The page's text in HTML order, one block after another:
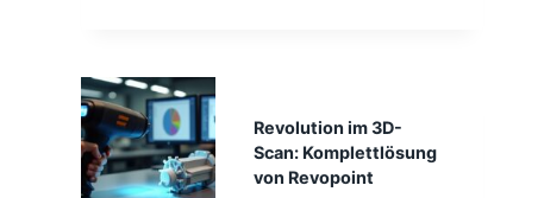
Revolution im 3D-
Scan: Komplettlösung
von Revopoint